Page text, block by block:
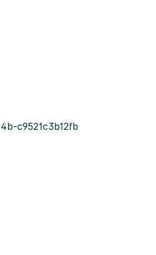
c9521c3b12fb